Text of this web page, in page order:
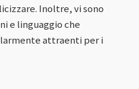
Inoltre, vi sono
e linguaggio che
attraenti per i